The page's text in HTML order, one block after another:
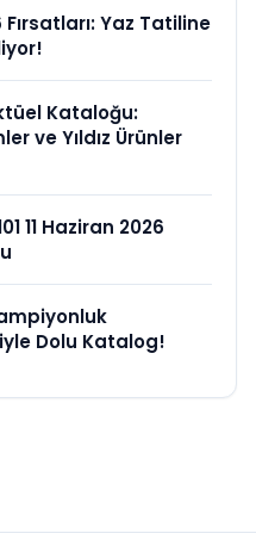
Yaz Tatiline
Kataloğu:
ve Yıldız Ürünler
11 Haziran 2026
Dolu Katalog!